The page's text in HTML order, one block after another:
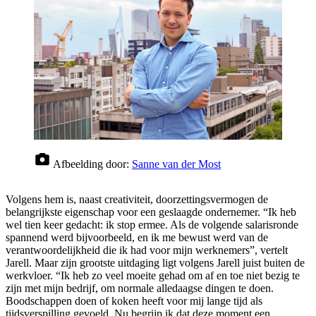
Afbeelding door: Sanne van der Most
Volgens hem is, naast creativiteit, doorzettingsvermogen de
belangrijkste eigenschap voor een geslaagde ondernemer. “Ik heb
wel tien keer gedacht: ik stop ermee. Als de volgende salarisronde
spannend werd bijvoorbeeld, en ik me bewust werd van de
verantwoordelijkheid die ik had voor mijn werknemers”, vertelt
Jarell. Maar zijn grootste uitdaging ligt volgens Jarell juist buiten de
werkvloer. “Ik heb zo veel moeite gehad om af en toe niet bezig te
zijn met mijn bedrijf, om normale alledaagse dingen te doen.
Boodschappen doen of koken heeft voor mij lange tijd als
tijdsverspilling gevoeld. Nu begrijp ik dat deze moment een